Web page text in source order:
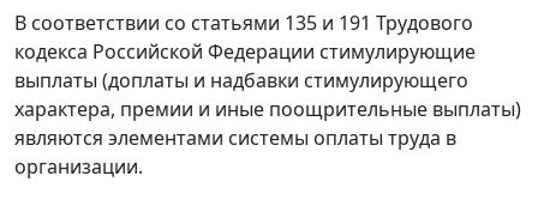
В соответствии со статьями 135 и 191 Трудового
кодекса Российской Федерации стимулирующие
выплаты (доплаты и надбавки стимулирующего
характера, премии и иные поощрительные выплаты)
являются элементами системы оплаты труда в
организации.